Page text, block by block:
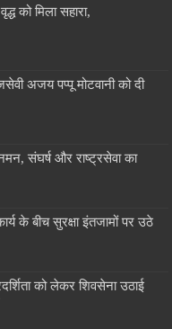
को मिला सहारा,
अजय पप्पू मोटवानी को दी
नमन, संघर्ष और राष्ट्रसेवा का
के बीच सुरक्षा इंतजामों पर उठे
को लेकर शिवसेना उठाई